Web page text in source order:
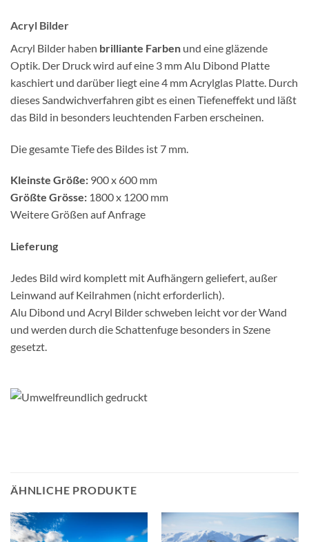
Acryl Bilder
Acryl Bilder haben brilliante Farben und eine gläzende
Optik. Der Druck wird auf eine 3 mm Alu Dibond Platte
kaschiert und darüber liegt eine 4 mm Acrylglas Platte. Durch
dieses Sandwichverfahren gibt es einen Tiefeneffekt und läßt
das Bild in besonders leuchtenden Farben erscheinen.
Die gesamte Tiefe des Bildes ist 7 mm.
Kleinste Größe: 900 x 600 mm
Größte Grösse: 1800 x 1200 mm
Weitere Größen auf Anfrage
Lieferung
Jedes Bild wird komplett mit Aufhängern geliefert, außer
Leinwand auf Keilrahmen (nicht erforderlich).
Alu Dibond und Acryl Bilder schweben leicht vor der Wand
und werden durch die Schattenfuge besonders in Szene
gesetzt.
ÄHNLICHE PRODUKTE